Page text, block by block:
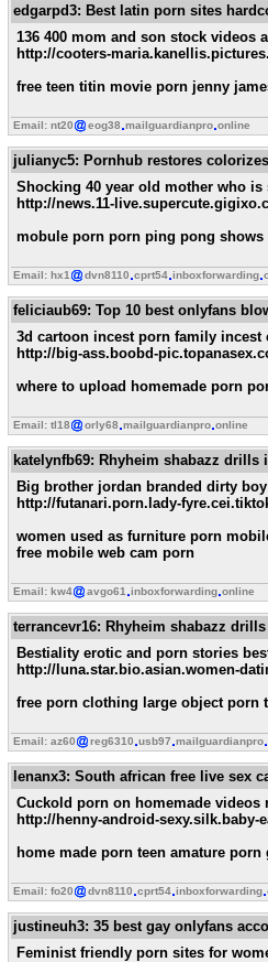
edgarpd3: Best latin porn sites
136 400 mom and son stock videos
http://cooters-
free teen titin movie porn jenny
Email: nt20 eog38 mailguardianpro online
julianyc5: Pornhub restores
Shocking 40 year old mother who
http://news.11-
mobule porn porn ping pong
Email: hx1 dvn8110 cprt54 inboxforwarding
feliciaub69: Top 10 best onlyfans
3d cartoon incest porn family incest
http://big-ass.boobd-
where to upload homemade porn
Email: tl18 orly68 mailguardianpro online
katelynfb69: Rhyheim shabazz drills
Big brother jordan branded dirty
http://futanari.porn.lady-
women used as furniture porn
free mobile web cam porn
Email: kw4 avgo61 inboxforwarding online
terrancevr16: Rhyheim shabazz
Bestiality erotic and porn stories
http://luna.star.bio.asian.women-
free porn clothing large object porn
Email: az60 reg6310 usb97 mailguardianpro
lenanx3: South african free live sex
Cuckold porn on homemade videos
http://henny-android-
home made porn teen amature
Email: fo20 dvn8110 cprt54 inboxforwarding
justineuh3: 35 best gay onlyfans
Feminist friendly porn sites for